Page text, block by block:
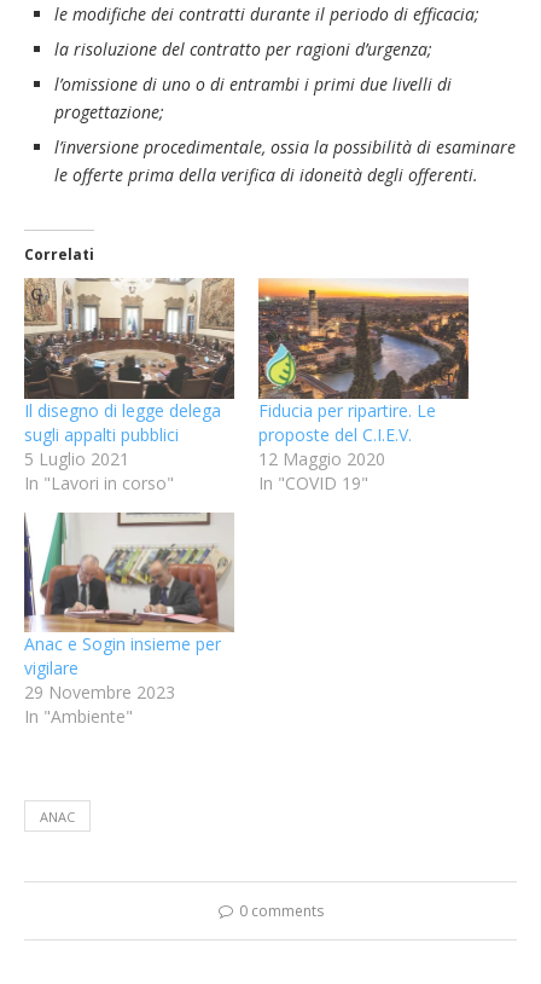
le modifiche dei contratti durante il periodo di efficacia;
la risoluzione del contratto per ragioni d’urgenza;
l’omissione di uno o di entrambi i primi due livelli di
progettazione;
l’inversione procedimentale, ossia la possibilità di esaminare
le offerte prima della verifica di idoneità degli offerenti.
Correlati
Il disegno di legge delega
sugli appalti pubblici
5 Luglio 2021
In "Lavori in corso"
Fiducia per ripartire. Le
proposte del C.I.E.V.
12 Maggio 2020
In "COVID 19"
Anac e Sogin insieme per
vigilare
29 Novembre 2023
In "Ambiente"
ANAC
0 comments